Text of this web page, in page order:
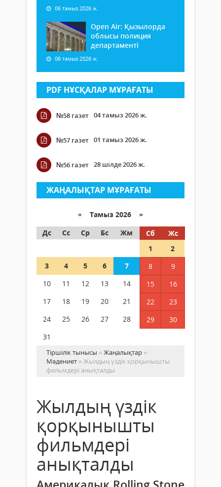
06 тамыз 2026 ж.
Open Air: Қызылорда
облысы полиция
департаменті
06 тамыз 2026 ж.
PDF НҰСҚАЛАР МҰРАҒАТЫ
№58 газет 04 тамыз 2026 ж.
№57 газет 01 тамыз 2026 ж.
№56 газет 28 шілде 2026 ж.
ЖАҢАЛЫҚТАР МҰРАҒАТЫ
« Тамыз 2026 »
Дс
Сс Ср Бс Жм Сб
Жс
1
2
3
4 5 6 7 8
9
10
11 12 13 14 15
16
17
18 19 20 21 22
23
24
25 26 27 28 29
30
31
Тіршілік тынысы »Жаңалықтар »
Мәдениет » Жылдың үздік қорқынышты
фильмдері анықталды
Жылдың үздік
қорқынышты
фильмдері
анықталды